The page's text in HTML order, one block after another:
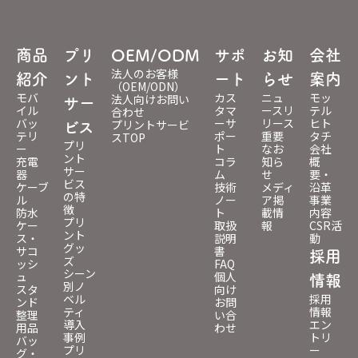
商品
紹介
モバ
イル
バッ
テリ
ー
充電
器
ケーブ
ル
防水
ケー
ス・
サコ
ッシ
ュ
スタ
ンド
整理
用品
バッ
グ・
プリ
ント
サー
ビス
プリ
ント
サー
ビス
の特
徴
プリ
ント
グッ
ズ
シーン
別ノ
ベル
ティ
導入
事例
プリ
OEM/ODM
法人のお客様
（OEM/ODN）
法人向けお問い
合わせ
プリントサービ
スTOP
サポ
ート
カス
タマ
ーサ
ポー
ト
コラ
ム
技術
ノー
ト
取扱
説明
書
FAQ
個人
向け
お問
い合
わせ
お知
らせ
ニュ
ースリ
リース
重要
なお
知ら
せ
メディ
ア掲
載情
報
会社
案内
モッ
テル
ヒト
タチ
会社
概
要・
沿革
事業
内容
CSR活
動
採用
情報
採用
情報
エン
トリ
ー